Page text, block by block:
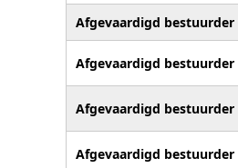
Afgevaardigd bestuurder
Afgevaardigd bestuurder
Afgevaardigd bestuurder
Afgevaardigd bestuurder